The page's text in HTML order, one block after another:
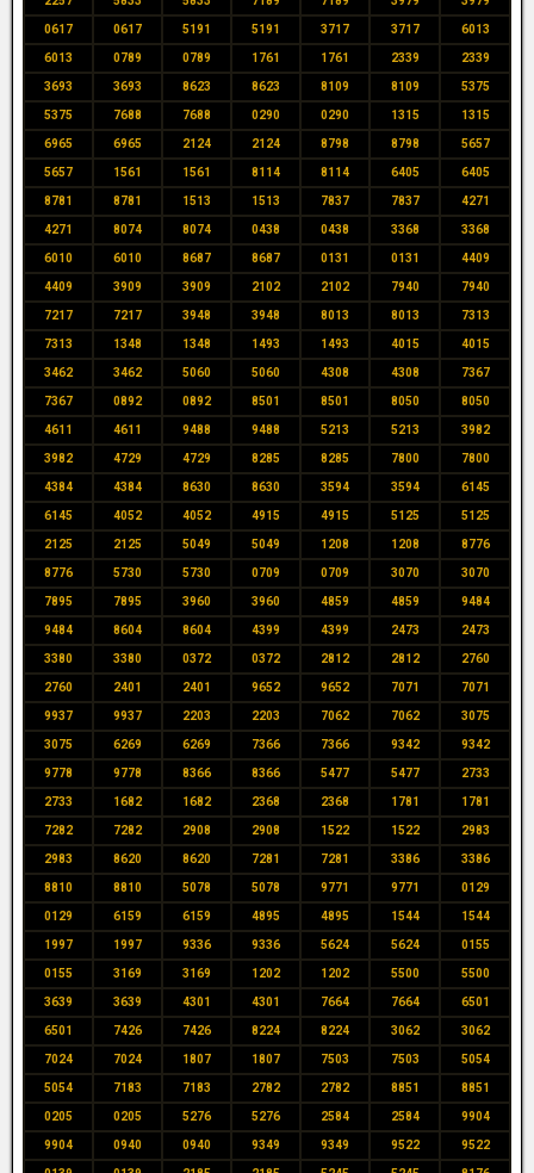
0617 0617 5191 5191 3717 3717 6013
6013 0789 0789 1761 1761 2339 2339
3693 3693 8623 8623 8109 8109 5375
5375 7688 7688 0290 0290 1315 1315
6965 6965 2124 2124 8798 8798 5657
5657 1561 1561 8114 8114 6405 6405
8781 8781 1513 1513 7837 7837 4271
4271 8074 8074 0438 0438 3368 3368
6010 6010 8687 8687 0131 0131 4409
4409 3909 3909 2102 2102 7940 7940
7217 7217 3948 3948 8013 8013 7313
7313 1348 1348 1493 1493 4015 4015
3462 3462 5060 5060 4308 4308 7367
7367 0892 0892 8501 8501 8050 8050
4611 4611 9488 9488 5213 5213 3982
3982 4729 4729 8285 8285 7800 7800
4384 4384 8630 8630 3594 3594 6145
6145 4052 4052 4915 4915 5125 5125
2125 2125 5049 5049 1208 1208 8776
8776 5730 5730 0709 0709 3070 3070
7895 7895 3960 3960 4859 4859 9484
9484 8604 8604 4399 4399 2473 2473
3380 3380 0372 0372 2812 2812 2760
2760 2401 2401 9652 9652 7071 7071
9937 9937 2203 2203 7062 7062 3075
3075 6269 6269 7366 7366 9342 9342
9778 9778 8366 8366 5477 5477 2733
2733 1682 1682 2368 2368 1781 1781
7282 7282 2908 2908 1522 1522 2983
2983 8620 8620 7281 7281 3386 3386
8810 8810 5078 5078 9771 9771 0129
0129 6159 6159 4895 4895 1544 1544
1997 1997 9336 9336 5624 5624 0155
0155 3169 3169 1202 1202 5500 5500
3639 3639 4301 4301 7664 7664 6501
6501 7426 7426 8224 8224 3062 3062
7024 7024 1807 1807 7503 7503 5054
5054 7183 7183 2782 2782 8851 8851
0205 0205 5276 5276 2584 2584 9904
9904 0940 0940 9349 9349 9522 9522